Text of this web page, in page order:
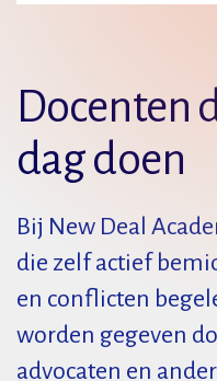
Docenten
dag doen
Bij New Deal
die zelf actief
en conflicten
worden gegeven
advocaten en